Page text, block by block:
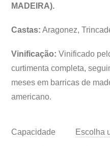
MADEIRA).
Castas: Aragonez,
Vinificação: Vinificado
curtimenta completa,
meses em barricas de
americano.
Capacidade